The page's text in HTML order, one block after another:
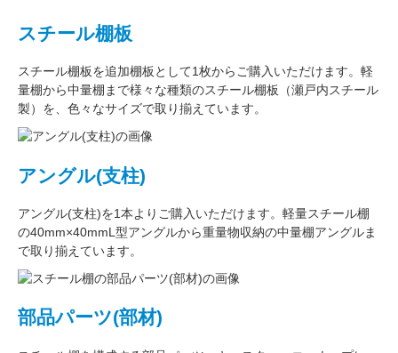
スチール棚板
スチール棚板を追加棚板 として1枚からご購入いただけます。軽
量棚から中量棚まで様々な種類のスチール棚板（瀬戸内スチール
製）を、色々なサイズで取り揃えています。
アングル(支柱)
アングル(支柱)を1本よりご購入いただけます。軽量スチール棚
の40mm×40mmL型アングルから重量物収納の中量棚アングルま
で取り揃えています。
部品パーツ(部材)